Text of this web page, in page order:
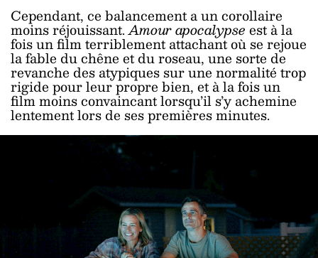
Cependant, ce balancement a un corollaire
moins réjouissant.Amour apocalypseest à la
fois un film terriblement attachant où se rejoue
la fable du chêne et du roseau, une sorte de
revanche des atypiques sur une normalité trop
rigide pour leur propre bien, et à la fois un
film moins convaincant lorsqu’il s’y achemine
lentement lors de ses premières minutes.